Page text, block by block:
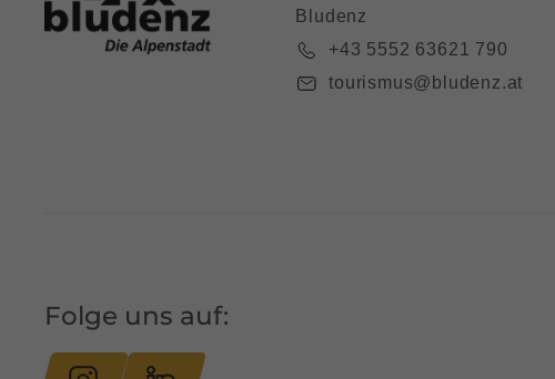
Folge uns auf:
Bludenz
+43 5552 63621 790
tourismus@bludenz.at